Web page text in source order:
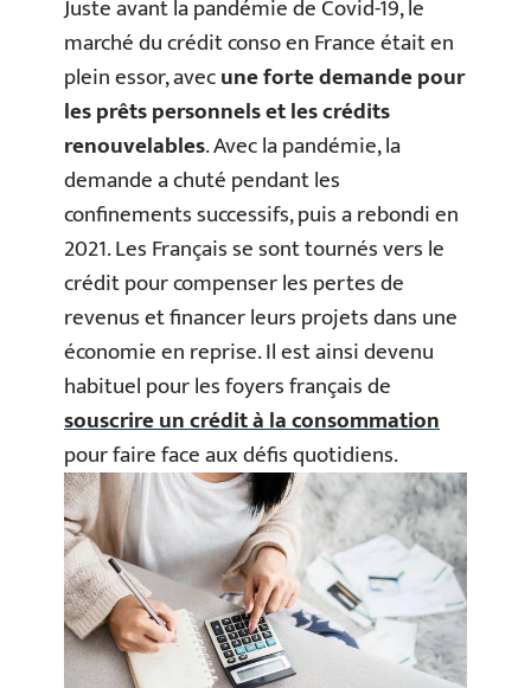
Juste avant la pandémie de Covid-19, le
marché du crédit conso en France était en
plein essor, avecune forte demande pour
les prêts personnels et les crédits
renouvelables. Avec la pandémie, la
demande a chuté pendant les
confinements successifs, puis a rebondi en
2021. Les Français se sont tournés vers le
crédit pour compenser les pertes de
revenus et financer leurs projets dans une
économie en reprise. Il est ainsi devenu
habituel pour les foyers français de
souscrire un crédit à la consommation
pour faire face aux défis quotidiens.